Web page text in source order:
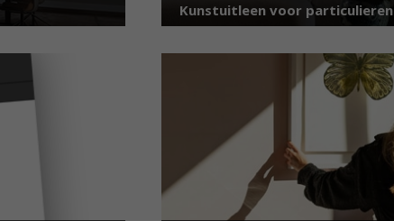
Kunstuitleen voor particulieren